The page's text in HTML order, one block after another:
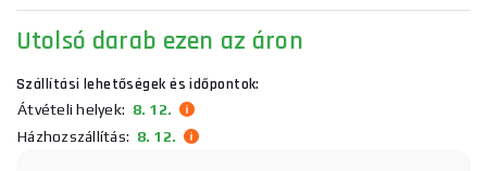
Utolsó darab ezen az áron
Szállítási lehetőségek és időpontok:
Átvételi helyek: 8. 12.
Házhozszállítás: 8. 12.